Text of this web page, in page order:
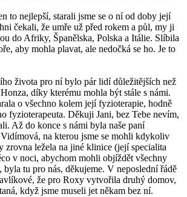
to nejlepší, starali jsme se o ní od doby její
čekali, že umře už před rokem a půl, my ji
do Afriky, Španělska, Polska a Itálie. Slíbila
aby mohla plavat, ale nedočká se ho. Je to
života pro ní bylo pár lidí důležitějších než
díky kterému mohla být stále s námi.
o všechno kolem její fyzioterapie, hodně
fyzioterapeuta. Děkuji Jani, bez Tebe nevím,
Až do konce s námi byla naše paní
na kterou jsme se mohli kdykoliv
zrovna ležela na jiné klinice (její specialita
v noci, abychom mohli objíždět všechny
byla tu pro nás, děkujeme. V neposlední řádě
že pro Roxy vytvořila druhý domov,
když jsme museli jet někam bez ní.